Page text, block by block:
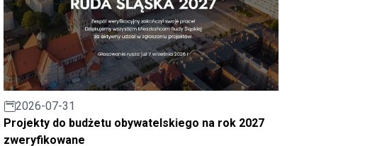
2026-07-31
Projekty do budżetu obywatelskiego na rok 2027
zweryfikowane